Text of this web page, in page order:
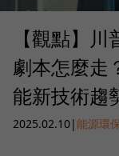
【觀點】
劇本怎麼走
能新技術趨
2025.02.10|能源環